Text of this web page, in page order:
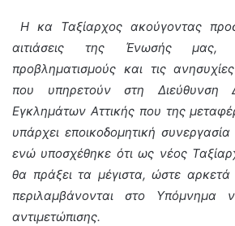
Η κα Ταξίαρχος ακούγοντας
αιτιάσεις της Ένωσής μας,
προβληματισμούς και τις
που υπηρετούν στη Διεύθυνση
Εγκλημάτων Αττικής που της
υπάρχει εποικοδομητική
ενώ υποσχέθηκε ότι ως νέος
θα πράξει τα μέγιστα, ώστε
περιλαμβάνονται στο Υπόμνημα
αντιμετώπισης.